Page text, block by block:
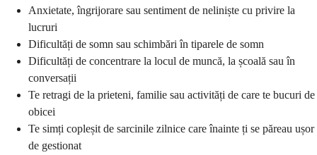
Anxietate, îngrijorare sau sentiment de neliniște cu privire la
lucruri
Dificultăți de somn sau schimbări în tiparele de somn
Dificultăți de concentrare la locul de muncă, la școală sau în
conversații
Te retragi de la prieteni, familie sau activități de care te bucuri de
obicei
Te simți copleșit de sarcinile zilnice care înainte ți se păreau ușor
de gestionat